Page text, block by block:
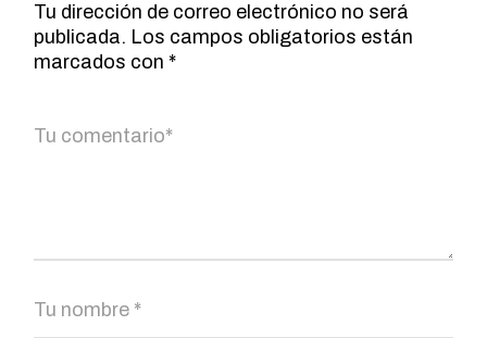
Tu dirección de correo electrónico no será
publicada. Los campos obligatorios están
marcados con *